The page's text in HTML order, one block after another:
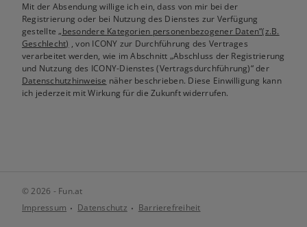
Mit der Absendung willige ich ein, dass von mir bei der
Registrierung oder bei Nutzung des Dienstes zur Verfügung
gestellte„besondere Kategorien personenbezogener Daten“(z.B.
Geschlecht) , von ICONY zur Durchführung des Vertrages
verarbeitet werden, wie im Abschnitt „Abschluss der Registrierung
und Nutzung des ICONY-Dienstes (Vertragsdurchführung)“ der
Datenschutzhinweise näher beschrieben. Diese Einwilligung kann
ich jederzeit mit Wirkung für die Zukunft widerrufen.
© 2026 - Fun.at
Impressum
Datenschutz Barrierefreiheit